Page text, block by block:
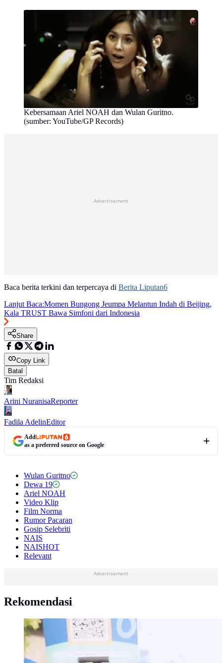
Kebersamaan Ariel NOAH dan Wulan Guritno.
(sumber: YouTube/GP Records)
Advertisement
Baca berita terkini dan terpercaya di Berita Liputan6
Lanjut Baca:Momen Bungong Jeumpa Melantun Indah di Beijing,
Kala TRUST Bawa Simfoni dari Indonesia
Share
Copy Link
Batal
Tim Redaksi
Arini NuranisaReporter
Fadila AdelinEditor
Add
as a preferred source on Google
Wulan Guritno
Dewa 19
Ariel NOAH
Video Klip
Film Norma
Rumor Pacaran
Gosip Selebriti
NAIS
NAISHOT
Relevant
Advertisement
Rekomendasi